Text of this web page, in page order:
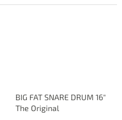
BIG FAT SNARE DRUM 16"
The Original